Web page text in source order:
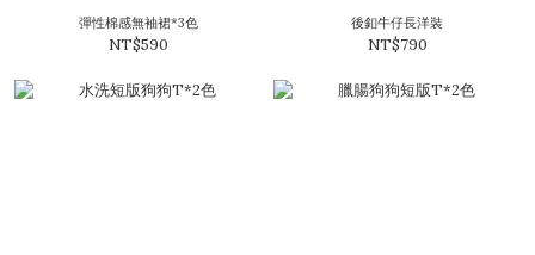
彈性棉感無袖裙*3色
NT$590
後釦牛仔長洋裝
NT$790